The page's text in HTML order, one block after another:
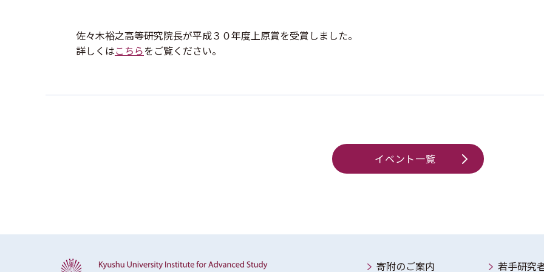
佐々木裕之高等研究院長が平成３０年度上原賞を受賞しました。
詳しくはこちらをご覧ください。
イベント一覧
寄附のご案内 若手研究